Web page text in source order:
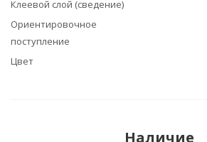
Клеевой слой (сведение)
Ориентировочное
поступление
Цвет
Наличие